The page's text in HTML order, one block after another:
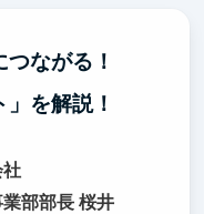
つながる！
」を解説！
社
部部長 桜井